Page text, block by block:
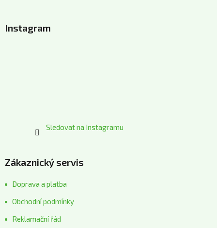
pInstagram
Sledovat na Instagramu
Zákaznický servis
Doprava a platba
Obchodní podmínky
Reklamační řád